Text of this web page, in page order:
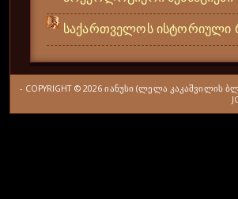
საქართველოს ისტორიული
- COPYRIGHT © 2026ᲘᲐᲜᲣᲡᲘ (ᲚᲔᲚᲐ ᲙᲐᲙᲐᲨᲕᲘᲚᲘᲡ